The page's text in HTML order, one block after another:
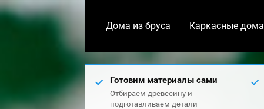
Дома из бруса Каркасные дома
Готовим материалы сами
Отбираем древесину и
подготавливаем детали